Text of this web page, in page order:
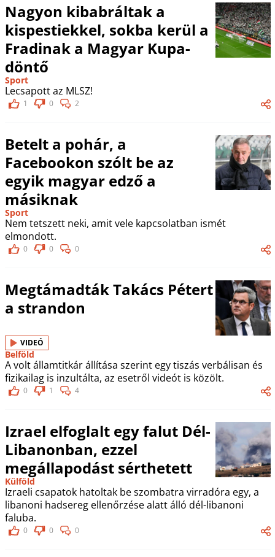
Nagyon kibabráltak a
kispestiekkel, sokba kerül a
Fradinak a Magyar Kupa-
döntő
Sport
Lecsapott az MLSZ!
1 0 2
Betelt a pohár, a
Facebookon szólt be az
egyik magyar edző a
másiknak
Sport
Nem tetszett neki, amit vele kapcsolatban ismét
elmondott.
0 0 0
Megtámadták Takács Pétert
a strandon
VIDEÓ
Belföld
A volt államtitkár állítása szerint egy tiszás verbálisan és
fizikailag is inzultálta, az esetről videót is közölt.
0 1 4
Izrael elfoglalt egy falut Dél-
Libanonban, ezzel
megállapodást sérthetett
Külföld
Izraeli csapatok hatoltak be szombatra virradóra egy, a
libanoni hadsereg ellenőrzése alatt álló dél-libanoni
faluba.
0 0 0